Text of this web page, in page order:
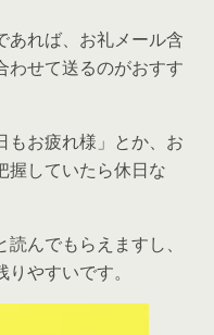
あれば、お礼メール含
わせて送るのがおすす
もお疲れ様」とか、お
握していたら休日な
んでもらえますし、
やすいです。